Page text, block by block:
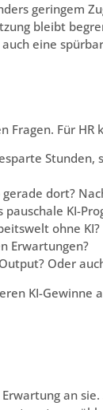
geringem
bleibt
eine
Fragen. Für HR
Stunden,
dort?
KI-
ohne
Erwartungen?
Oder
KI-Gewinne
an